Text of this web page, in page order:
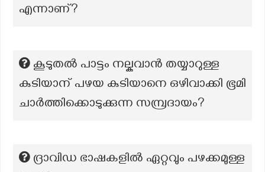
എന്നാണ്?
കൂടുതൽ പാട്ടം നല്കുവാൻ തയ്യാറുള്ള
കുടിയാന് പഴയ കുടിയാനെ ഒഴിവാക്കി ഭൂമി
ചാർത്തിക്കൊടുക്കുന്ന സമ്പ്രദായം?
ദ്രാവിഡ ഭാഷകളിൽ ഏറ്റവും പഴക്കമുള്ള